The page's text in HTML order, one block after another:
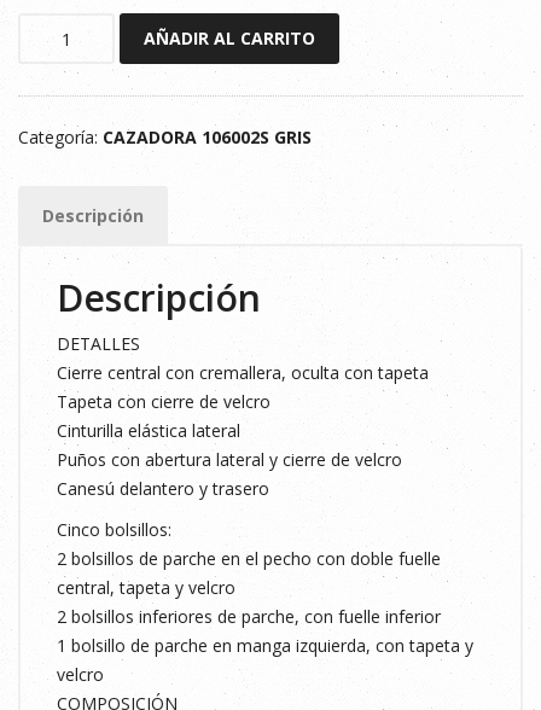
106002S
cantidad
AÑADIR AL CARRITO
Categoría: CAZADORA 106002S GRIS
Descripción
Descripción
DETALLES
Cierre central con cremallera, oculta con tapeta
Tapeta con cierre de velcro
Cinturilla elástica lateral
Puños con abertura lateral y cierre de velcro
Canesú delantero y trasero
Cinco bolsillos:
2 bolsillos de parche en el pecho con doble fuelle
central, tapeta y velcro
2 bolsillos inferiores de parche, con fuelle inferior
1 bolsillo de parche en manga izquierda, con tapeta y
velcro
COMPOSICIÓN